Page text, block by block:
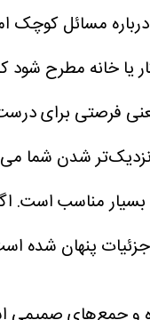
مسائل کوچک
خانه مطرح شود
فرصتی برای
شدن شما
بسیار مناسب است.
پنهان شده